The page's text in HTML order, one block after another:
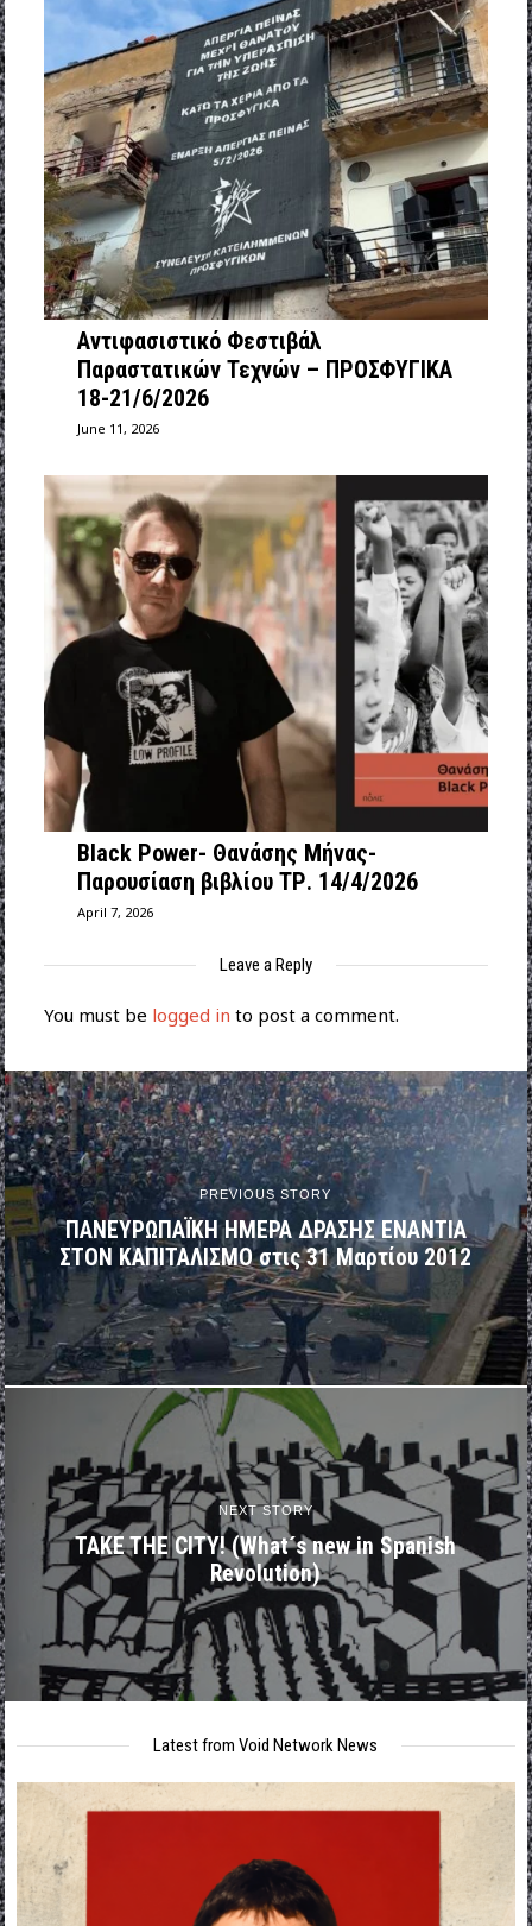
Αντιφασιστικό Φεστιβάλ
Παραστατικών Τεχνών – ΠΡΟΣΦΥΓΙΚΑ
18-21/6/2026
June 11, 2026
Black Power- Θανάσης Μήνας-
Παρουσίαση βιβλίου ΤΡ. 14/4/2026
April 7, 2026
Leave a Reply
You must be logged in to post a comment.
PREVIOUS STORY
ΠΑΝΕΥΡΩΠΑΪΚΗ ΗΜΕΡΑ ΔΡΑΣΗΣ ΕΝΑΝΤΙΑ
ΣΤΟΝ ΚΑΠΙΤΑΛΙΣΜΟ στις 31 Μαρτίου 2012
NEXT STORY
TAKE THE CITY! (What´s new in Spanish
Revolution)
Latest from Void Network News